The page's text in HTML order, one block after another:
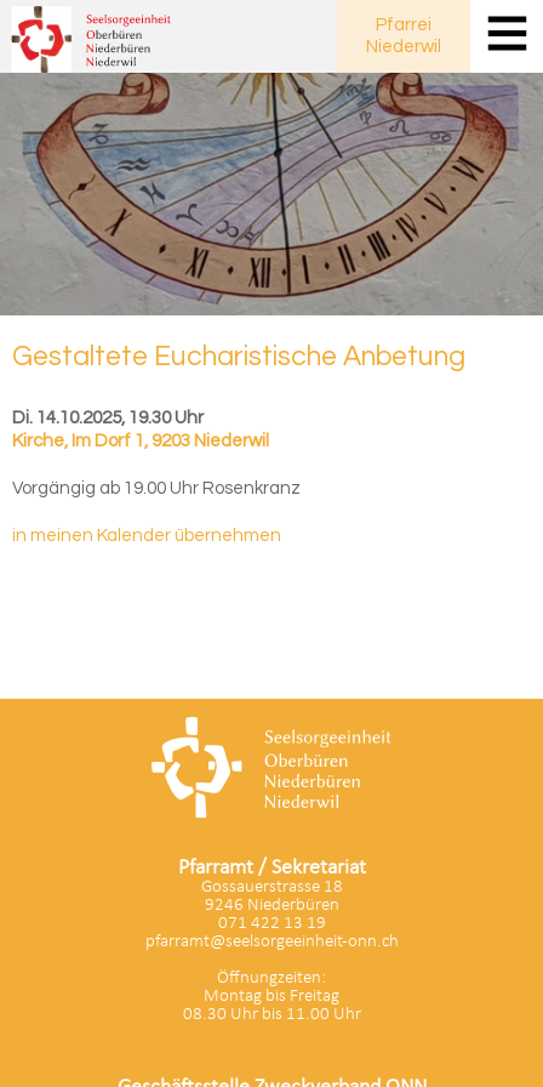
Pfarrei
Niederwil
Ge­stal­te­te Eu­cha­ris­ti­sche An­be­tung
Di. 14.10.2025, 19.30 Uhr
Kirche, Im Dorf 1, 9203 Niederwil
Vorgängig ab 19.00 Uhr Rosenkranz
in meinen Kalender übernehmen
Pfarramt / Sekretariat
Gossauerstrasse 18
9246 Niederbüren
071 422 13 19
pfarramt@seelsorgeeinheit-onn.ch
Öffnungzeiten:
Montag bis Freitag
08.30 Uhr bis 11.00 Uhr